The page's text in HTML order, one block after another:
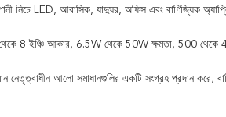
নিচে LED, আবাসিক, যাদুঘর, অফিস এবং বাণিজ্যিক
8 ইঞ্চি আকার, 6.5W থেকে 50W ক্ষমতা, 500 থেকে
নেতৃত্বাধীন আলো সমাধানগুলির একটি সংগ্রহ প্রদান করে,